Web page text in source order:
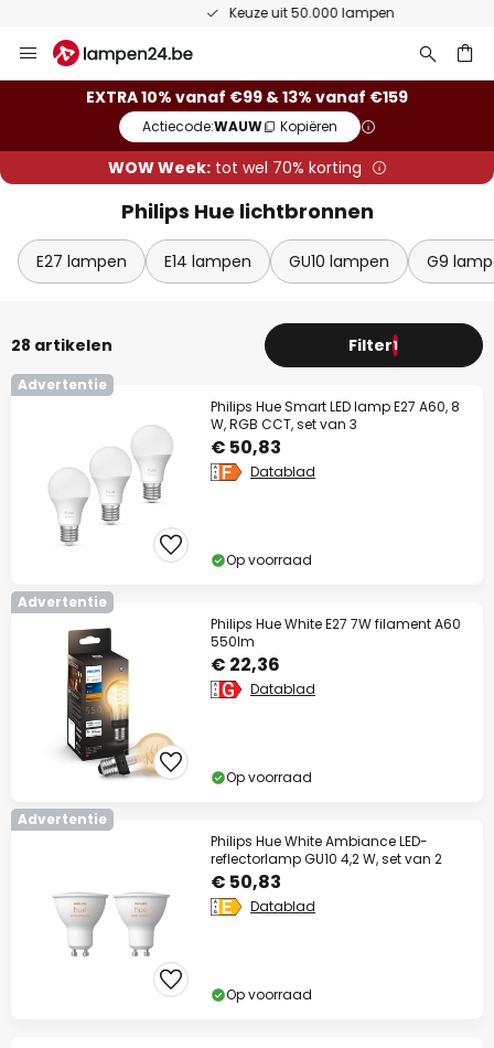
Keuze uit 50.000 lampen
naar
EXTRA 10% vanaf €99 & 13% vanaf €159
Actiecode:WAUW Kopiëren
WOW Week:tot wel 70% korting
Philips Hue lichtbronnen
E27 lampen E14 lampen GU10 lampen G9
28 artikelen Filter1
Advertentie
Philips Hue Smart LED lamp E27 A60, 8
W, RGB CCT, set van 3
€ 50,83
Datablad
Op voorraad
Advertentie
Philips Hue White E27 7W filament A60
550lm
€ 22,36
Datablad
Op voorraad
Advertentie
Philips Hue White Ambiance LED-
reflectorlamp GU10 4,2 W, set van 2
€ 50,83
Datablad
Op voorraad
Extra korting
10% kortingvanaf €99
13% korting
op bijna alles*